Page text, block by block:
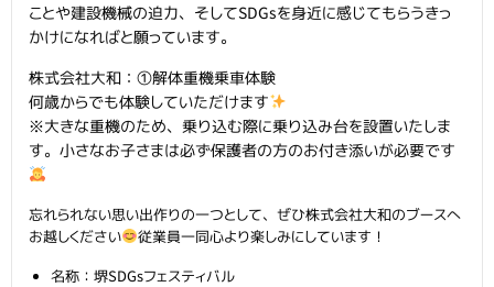
ことや建設機械の迫力、そしてSDGsを身近に感じてもらうきっ
かけになればと願っています。
株式会社大和：①解体重機乗車体験
何歳からでも体験していただけます
※大きな重機のため、乗り込む際に乗り込み台を設置いたしま
す。小さなお子さまは必ず保護者の方のお付き添いが必要です
忘れられない思い出作りの一つとして、ぜひ株式会社大和のブースへ
お越しください
従業員一同心より楽しみにしています！
名称：堺SDGsフェスティバル